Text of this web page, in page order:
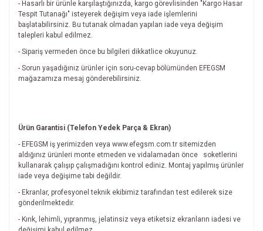
- Hasarlı bir ürünle karşılaştığınızda, kargo görevlisinden "Kargo Hasar
Tespit Tutanağı" isteyerek değişim veya iade işlemlerini
başlatabilirsiniz. Bu tutanak olmadan yapılan iade veya değişim
talepleri kabul edilmez.
- Sipariş vermeden önce bu bilgileri dikkatlice okuyunuz.
- Sorun yaşadığınız ürünler için soru-cevap bölümünden EFEGSM
mağazamıza mesaj gönderebilirsiniz.
Ürün Garantisi (Telefon Yedek Parça & Ekran)
- EFEGSM iş yerimizden veya www.efegsm.com.tr sitemizden
aldığınız ürünleri monte etmeden ve vidalamadan önce
soketlerini
kullanarak çalışıp çalışmadığını kontrol ediniz. Montaj yapılmış ürünler
iade veya değişime tabi değildir.
- Ekranlar, profesyonel teknik ekibimiz tarafından test edilerek size
gönderilmektedir.
- Kırık, lehimli, yıpranmış, jelatinsiz veya etiketsiz ekranların iadesi ve